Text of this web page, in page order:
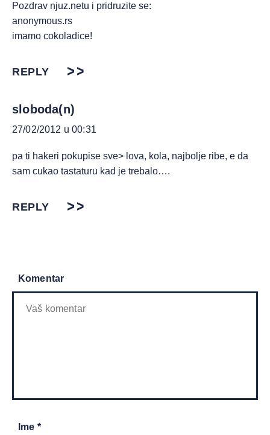
Pozdrav njuz.netu i pridruzite se:
anonymous.rs
imamo cokoladice!
REPLY
sloboda(n)
27/02/2012 u 00:31
pa ti hakeri pokupise sve> lova, kola, najbolje ribe, e da
sam cukao tastaturu kad je trebalo….
REPLY
Komentar
Ime *